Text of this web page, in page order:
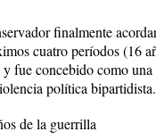
finalmente
cuatro períodos (16
fue concebido como
política bipartidista.
de la guerrilla